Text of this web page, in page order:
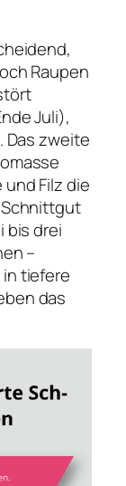
Raupen
Juli),
Das zweite
Filz die
Schnittgut
bis drei
–
tiefere
das